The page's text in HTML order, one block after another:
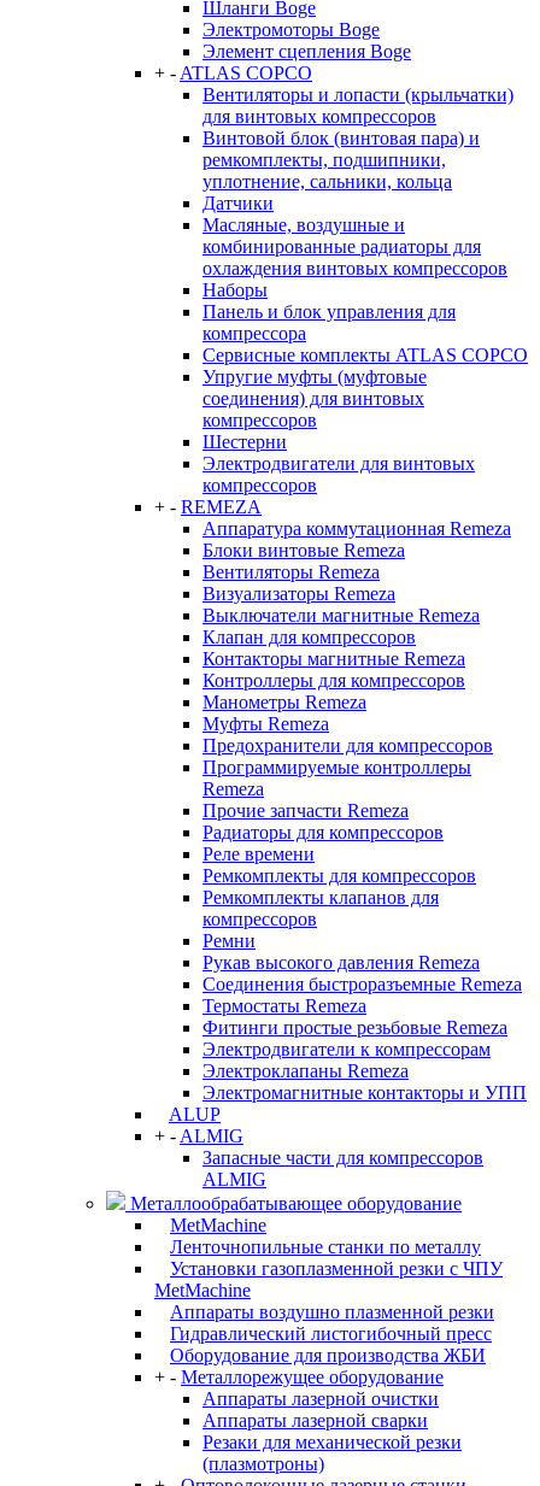
Шланги Boge
Электромоторы Boge
Элемент сцепления Boge
+ - ATLAS COPCO
Вентиляторы и лопасти (крыльчатки)
для винтовых компрессоров
Винтовой блок (винтовая пара) и
ремкомплекты, подшипники,
уплотнение, сальники, кольца
Датчики
Масляные, воздушные и
комбинированные радиаторы для
охлаждения винтовых компрессоров
Наборы
Панель и блок управления для
компрессора
Сервисные комплекты ATLAS COPCO
Упругие муфты (муфтовые
соединения) для винтовых
компрессоров
Шестерни
Электродвигатели для винтовых
компрессоров
+ - REMEZA
Аппаратура коммутационная Remeza
Блоки винтовые Remeza
Вентиляторы Remeza
Визуализаторы Remeza
Выключатели магнитные Remeza
Клапан для компрессоров
Контакторы магнитные Remeza
Контроллеры для компрессоров
Манометры Remeza
Муфты Remeza
Предохранители для компрессоров
Программируемые контроллеры
Remeza
Прочие запчасти Remeza
Радиаторы для компрессоров
Реле времени
Ремкомплекты для компрессоров
Ремкомплекты клапанов для
компрессоров
Ремни
Рукав высокого давления Remeza
Соединения быстроразъемные Remeza
Термостаты Remeza
Фитинги простые резьбовые Remeza
Электродвигатели к компрессорам
Электроклапаны Remeza
Электромагнитные контакторы и УПП
ALUP
+ - ALMIG
Запасные части для компрессоров
ALMIG
Металлообрабатывающее оборудование
MetMachine
Ленточнопильные станки по металлу
Установки газоплазменной резки с ЧПУ
MetMachine
Аппараты воздушно плазменной резки
Гидравлический листогибочный пресс
Оборудование для производства ЖБИ
+ - Металлорежущее оборудование
Аппараты лазерной очистки
Аппараты лазерной сварки
Резаки для механической резки
(плазмотроны)